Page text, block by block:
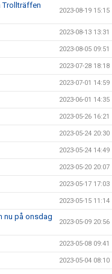
Trollträffen
2023-08-19 15:15
2023-08-13 13:31
2023-08-05 09:51
2023-07-28 18:18
2023-07-01 14:59
2023-06-01 14:35
2023-05-26 16:21
2023-05-24 20:30
2023-05-24 14:49
2023-05-20 20:07
2023-05-17 17:03
2023-05-15 11:14
nu på onsdag
2023-05-09 20:56
2023-05-08 09:41
2023-05-04 08:10